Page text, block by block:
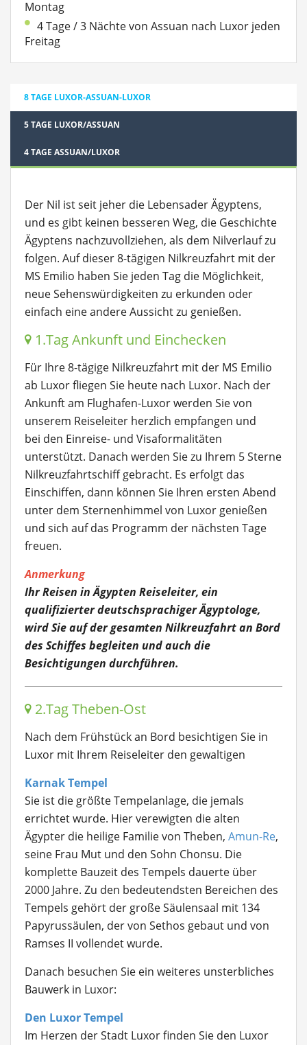
Montag
4 Tage / 3 Nächte von Assuan nach Luxor jeden
Freitag
8 TAGE LUXOR-ASSUAN-LUXOR
5 TAGE LUXOR/ASSUAN
4 TAGE ASSUAN/LUXOR
Der Nil ist seit jeher die Lebensader Ägyptens,
und es gibt keinen besseren Weg, die Geschichte
Ägyptens nachzuvollziehen, als dem Nilverlauf zu
folgen. Auf dieser 8-tägigen Nilkreuzfahrt mit der
MS Emilio haben Sie jeden Tag die Möglichkeit,
neue Sehenswürdigkeiten zu erkunden oder
einfach eine andere Aussicht zu genießen.
1.Tag Ankunft und Einchecken
Für Ihre 8-tägige Nilkreuzfahrt mit der MS Emilio
ab Luxor fliegen Sie heute nach Luxor. Nach der
Ankunft am Flughafen-Luxor werden Sie von
unserem Reiseleiter herzlich empfangen und
bei den Einreise- und Visaformalitäten
unterstützt. Danach werden Sie zu Ihrem 5 Sterne
Nilkreuzfahrtschiff gebracht. Es erfolgt das
Einschiffen, dann können Sie Ihren ersten Abend
unter dem Sternenhimmel von Luxor genießen
und sich auf das Programm der nächsten Tage
freuen.
Anmerkung
Ihr Reisen in Ägypten Reiseleiter, ein
qualifizierter deutschsprachiger Ägyptologe,
wird Sie auf der gesamten Nilkreuzfahrt an Bord
des Schiffes begleiten und auch die
Besichtigungen durchführen.
2.Tag Theben-Ost
Nach dem Frühstück an Bord besichtigen Sie in
Luxor mit Ihrem Reiseleiter den gewaltigen
Karnak Tempel
Sie ist die größte Tempelanlage, die jemals
errichtet wurde. Hier verewigten die alten
Ägypter die heilige Familie von Theben, Amun-Re,
seine Frau Mut und den Sohn Chonsu. Die
komplette Bauzeit des Tempels dauerte über
2000 Jahre. Zu den bedeutendsten Bereichen des
Tempels gehört der große Säulensaal mit 134
Papyrussäulen, der von Sethos gebaut und von
Ramses II vollendet wurde.
Danach besuchen Sie ein weiteres unsterbliches
Bauwerk in Luxor:
Den Luxor Tempel
Im Herzen der Stadt Luxor finden Sie den Luxor